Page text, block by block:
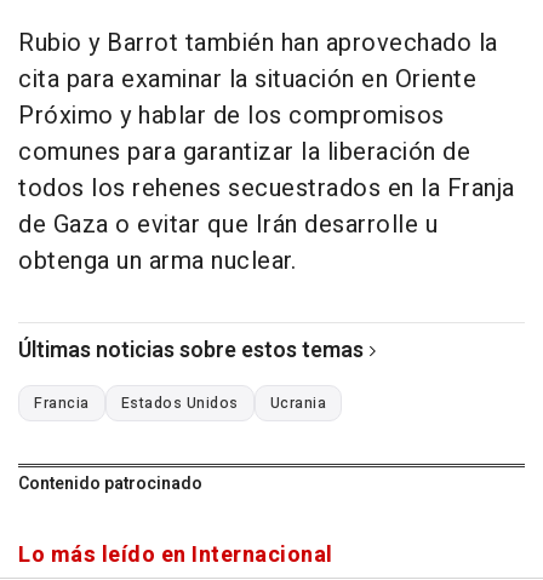
Rubio y Barrot también han aprovechado la
cita para examinar la situación en Oriente
Próximo y hablar de los compromisos
comunes para garantizar la liberación de
todos los rehenes secuestrados en la Franja
de Gaza o evitar que Irán desarrolle u
obtenga un arma nuclear.
Últimas noticias sobre estos temas
Francia Estados Unidos Ucrania
Contenido patrocinado
Lo más leído en Internacional